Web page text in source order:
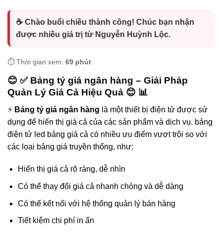
☕ Chào buổi chiều thành công! Chúc bạn nhận
được nhiều giá trị từ Nguyễn Huỳnh Lộc.
⏱️ Thời gian xem: 69 phút
😊 ✅ Bảng tý giá ngân hàng – Giải Pháp
Quản Lý Giá Cả Hiệu Quả 😊 📊
⚡ Bảng tý giá ngân hàng là một thiết bị điện tử được sử
dụng để hiển thị giá cả của các sản phẩm và dịch vụ. bảng
điện tử led bảng giá cả có nhiều ưu điểm vượt trội so với
các loại bảng giá truyền thống, như:
Hiển thị giá cả rõ ràng, dễ nhìn
Có thể thay đổi giá cả nhanh chóng và dễ dàng
Có thể kết nối với hệ thống quản lý bán hàng
Tiết kiệm chi phí in ấn